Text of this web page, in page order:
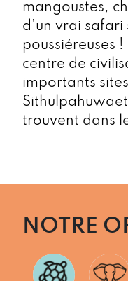
mangoustes,
d’un vrai safari
poussiéreuses
centre de
importants
trouvent dans
NOTRE